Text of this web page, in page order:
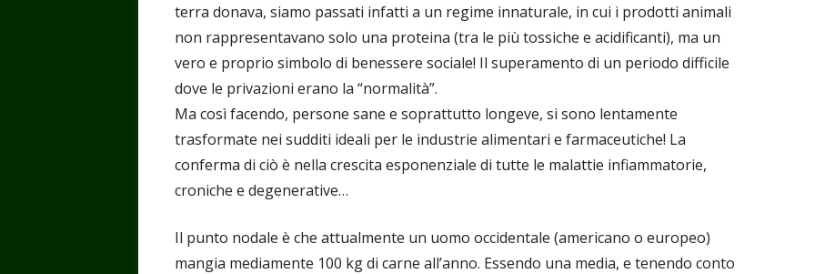
terra donava, siamo passati infatti a un regime innaturale, in cui i prodotti animali
non rappresentavano solo una proteina (tra le più tossiche e acidificanti), ma un
vero e proprio simbolo di benessere sociale! Il superamento di un periodo difficile
dove le privazioni erano la “normalità”.
Ma così facendo, persone sane e soprattutto longeve, si sono lentamente
trasformate nei sudditi ideali per le industrie alimentari e farmaceutiche! La
conferma di ciò è nella crescita esponenziale di tutte le malattie infiammatorie,
croniche e degenerative…
Il punto nodale è che attualmente un uomo occidentale (americano o europeo)
mangia mediamente 100 kg di carne all’anno. Essendo una media, e tenendo conto